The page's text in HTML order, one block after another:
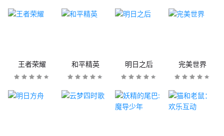
王者荣耀 和平精英 明日之后 完美世界